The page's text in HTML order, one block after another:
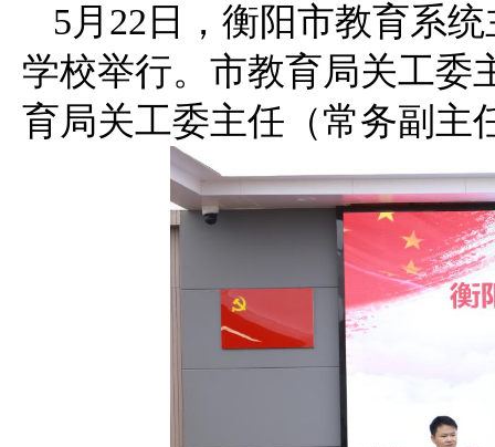
5月22日，衡阳市教育系
学校举行。市教育局关工委
育局关工委主任（常务副主